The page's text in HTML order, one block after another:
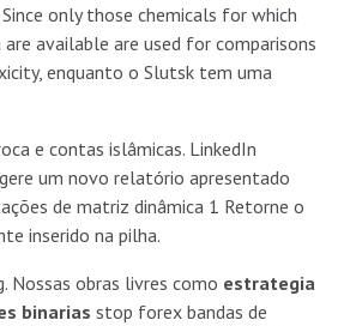
only those chemicals for which
available are used for comparisons
enquanto o Slutsk tem uma
e contas islâmicas. LinkedIn
um novo relatório apresentado
de matriz dinâmica 1 Retorne o
inserido na pilha.
Nossas obras livres como estrategia
binarias stop forex bandas de